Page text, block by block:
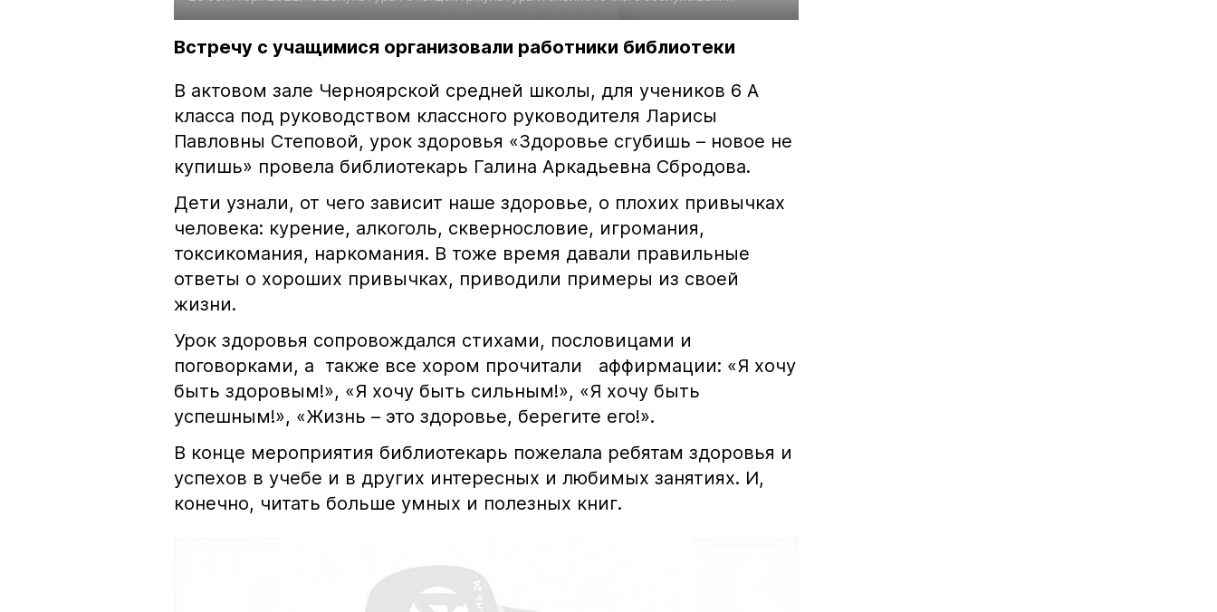
Встречу с учащимися организовали работники библиотеки
В актовом зале Черноярской средней школы, для учеников 6 А
класса под руководством классного руководителя Ларисы
Павловны Степовой, урок здоровья «Здоровье сгубишь – новое не
купишь» провела библиотекарь Галина Аркадьевна Сбродова.
Дети узнали, от чего зависит наше здоровье, о плохих привычках
человека: курение, алкоголь, сквернословие, игромания,
токсикомания, наркомания. В тоже время давали правильные
ответы о хороших привычках, приводили примеры из своей
жизни.
Урок здоровья сопровождался стихами, пословицами и
поговорками, а также все хором прочитали аффирмации: «Я хочу
быть здоровым!», «Я хочу быть сильным!», «Я хочу быть
успешным!», «Жизнь – это здоровье, берегите его!».
В конце мероприятия библиотекарь пожелала ребятам здоровья и
успехов в учебе и в других интересных и любимых занятиях. И,
конечно, читать больше умных и полезных книг.